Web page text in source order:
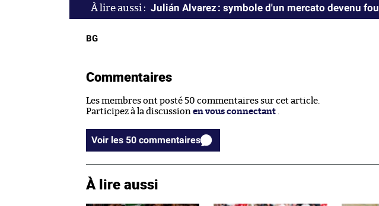
Julián Alvarez : symbole d'un mercato devenu fou
BG
Commentaires
Les membres ont posté 50 commentaires sur cet article.
Participez à la discussion en vous connectant
Voir les 50 commentaires
À lire aussi